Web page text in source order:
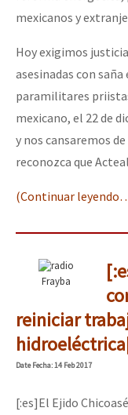
mexicanos y
Hoy exigimos
asesinadas con
paramilitares
mexicano, el 22 de
y nos cansaremos
reconozca que
(Continuar
Frayba
reiniciar
DateFecha: 14 Feb 2017
[:es]El Ejido